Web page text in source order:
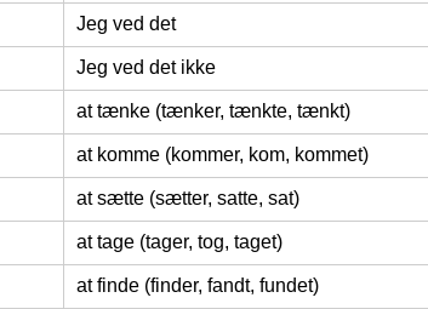
Jeg ved det
Jeg ved det ikke
at tænke (tænker, tænkte, tænkt)
at komme (kommer, kom, kommet)
at sætte (sætter, satte, sat)
at tage (tager, tog, taget)
at finde (finder, fandt, fundet)